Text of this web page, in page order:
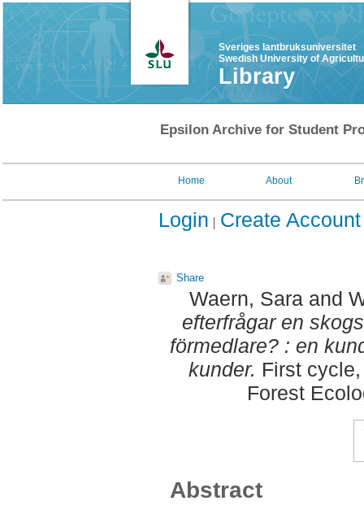
Sveriges lantbruksuniversitet
Swedish University of
Library
Epsilon Archive for Student
Home About
Login Create Account
Share
Waern, Sara and
efterfrågar en
förmedlare? : en
kunder. First
Forest
Abstract